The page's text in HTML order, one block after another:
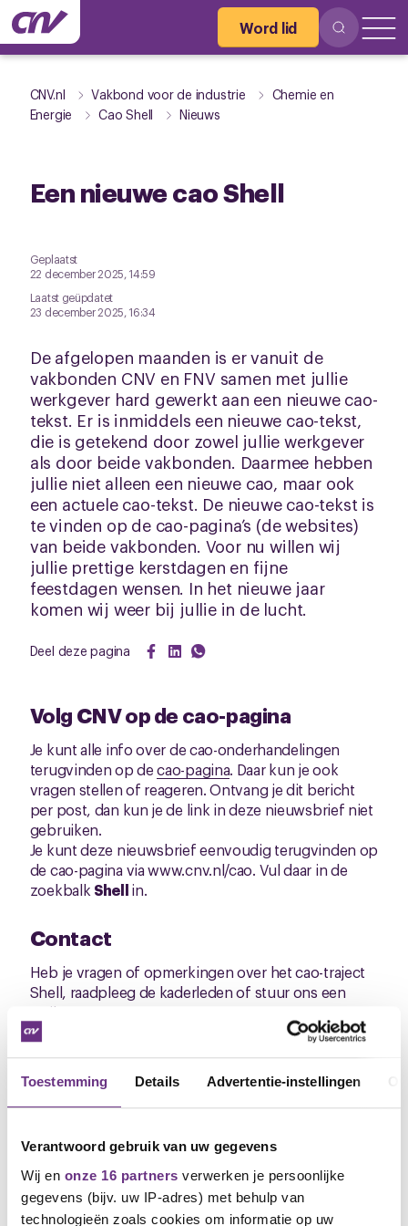
Toestemming Details Advertentie-instellingen
Verantwoord gebruik van uw gegevens
Wij en onze 16 partners verwerken je persoonlijke
gegevens (bijv. uw IP-adres) met behulp van
technologieën zoals cookies om informatie op uw
Word lid
CNV.nl Vakbond voor de industrie
Chemie en
Energie
Cao Shell Nieuws
Een nieuwe cao Shell
Geplaatst
22 december 2025, 14:59
Laatst geüpdatet
23 december 2025, 16:34
De afgelopen maanden is er vanuit de
vakbonden CNV en FNV samen met jullie
werkgever hard gewerkt aan een nieuwe cao-
tekst. Er is inmiddels een nieuwe cao-tekst,
die is getekend door zowel jullie werkgever
als door beide vakbonden. Daarmee hebben
jullie niet alleen een nieuwe cao, maar ook
een actuele cao-tekst. De nieuwe cao-tekst is
te vinden op de cao-pagina’s (de websites)
van beide vakbonden. Voor nu willen wij
jullie prettige kerstdagen en fijne
feestdagen wensen. In het nieuwe jaar
komen wij weer bij jullie in de lucht.
Deel deze pagina
Volg CNV op de cao-pagina
Je kunt alle info over de cao-onderhandelingen
terugvinden op decao-pagina. Daar kun je ook
vragen stellen of reageren. Ontvang je dit bericht
per post, dan kun je de link in deze nieuwsbrief niet
gebruiken.
Je kunt deze nieuwsbrief eenvoudig terugvinden op
de cao-pagina via www.cnv.nl/cao. Vul daar in de
zoekbalk Shellin.
Contact
Heb je vragen of opmerkingen over het cao-traject
Shell, raadpleeg de kaderleden of stuur ons een
mail.
Maak je collega lid!
Stuur deze nieuwsbrief gerust door aan
ongeorganiseerde collega’s. Beter nog, maak ze lid.
Een nieuw lid aanmelden gaat heel eenvoudig en je
krijgt er zelf ook nog iets moois voor terug. Ga voor
informatie en voorwaarden naarCNV leden
werven. Ze kunnen ook zelf lid worden via